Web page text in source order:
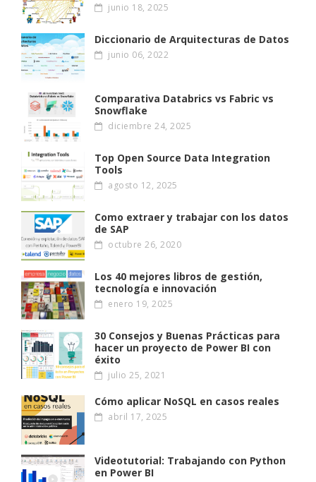
junio 18, 2025
Diccionario de Arquitecturas de Datos
junio 06, 2022
Comparativa Databrics vs Fabric vs
Snowflake
diciembre 24, 2025
Top Open Source Data Integration
Tools
agosto 12, 2025
Como extraer y trabajar con los datos
de SAP
octubre 26, 2020
Los 40 mejores libros de gestión,
tecnología e innovación
enero 19, 2025
30 Consejos y Buenas Prácticas para
hacer un proyecto de Power BI con
éxito
julio 25, 2021
Cómo aplicar NoSQL en casos reales
abril 17, 2025
Videotutorial: Trabajando con Python
en Power BI